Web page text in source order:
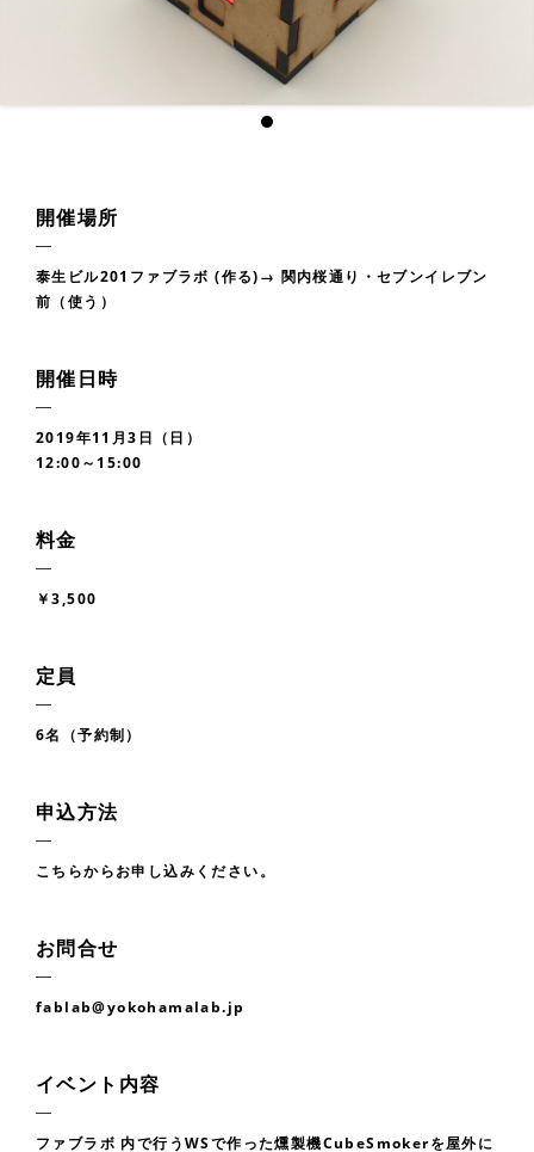
開催場所
泰生ビル201ファブラボ (作る)→ 関内桜通り・セブンイレブン
前（使う）
開催日時
2019年11月3日（日）
12:00～15:00
料金
￥3,500
定員
6名（予約制）
申込方法
こちらからお申し込みください。
お問合せ
fablab@yokohamalab.jp
イベント内容
ファブラボ 内で行うWSで作った燻製機CubeSmokerを屋外に